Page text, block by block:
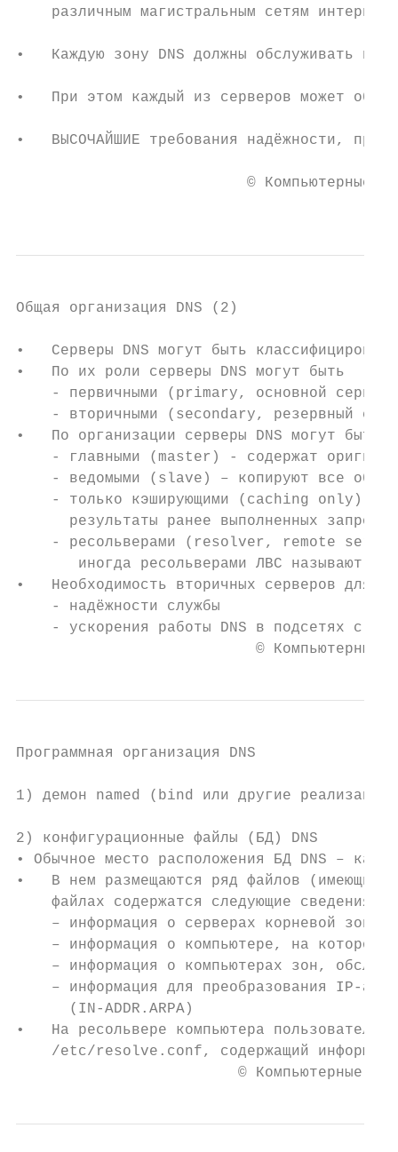
различным магистральным сетям
•   Каждую зону DNS должны обслуживать не
•   При этом каждый из серверов может
•   ВЫСОЧАЙШИЕ требования надёжности,
© Компьютерные
Общая организация DNS (2)
•   Серверы DNS могут быть
•   По их роли серверы DNS могут быть
    - первичными (primary, основной сервер)
- вторичными (secondary, резервный
•   По организации серверы DNS могут быть:
- главными (master) - содержат
- ведомыми (slave) – копируют все
- только кэширующими (caching only) –
      результаты ранее выполненных запросов
- ресольверами (resolver, remote
иногда ресольверами ЛВС называют
•   Необходимость вторичных серверов для
    - надёжности службы
- ускорения работы DNS в подсетях с
© Компьютерные
Программная организация DNS
1) демон named (bind или другие реализации
2) конфигурационные файлы (БД) DNS
• Обычное место расположения БД DNS –
•   В нем размещаются ряд файлов (имеющие
    файлах содержатся следующие сведения:
– информация о серверах корневой зоны
– информация о компьютере, на котором
– информация о компьютерах зон,
– информация для преобразования IP-
      (IN-ADDR.ARPA)
•   На ресольвере компьютера пользователя
/etc/resolve.conf, содержащий
© Компьютерные